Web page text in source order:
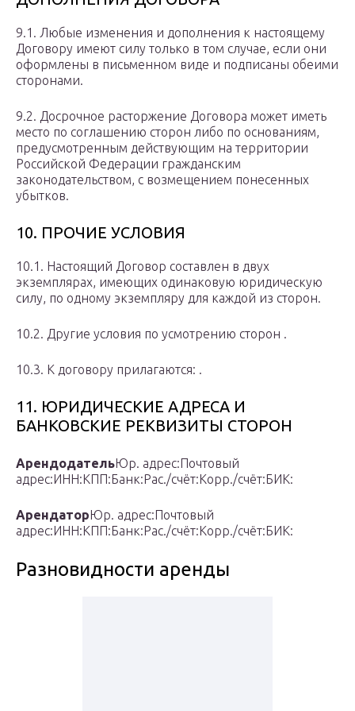
9.1. Любые изменения и дополнения к настоящему
Договору имеют силу только в том случае, если они
оформлены в письменном виде и подписаны обеими
сторонами.
9.2. Досрочное расторжение Договора может иметь
место по соглашению сторон либо по основаниям,
предусмотренным действующим на территории
Российской Федерации гражданским
законодательством, с возмещением понесенных
убытков.
10. ПРОЧИЕ УСЛОВИЯ
10.1. Настоящий Договор составлен в двух
экземплярах, имеющих одинаковую юридическую
силу, по одному экземпляру для каждой из сторон.
10.2. Другие условия по усмотрению сторон .
10.3. К договору прилагаются: .
11. ЮРИДИЧЕСКИЕ АДРЕСА И
БАНКОВСКИЕ РЕКВИЗИТЫ СТОРОН
АрендодательЮр. адрес:Почтовый
адрес:ИНН:КПП:Банк:Рас./счёт:Корр./счёт:БИК:
АрендаторЮр. адрес:Почтовый
адрес:ИНН:КПП:Банк:Рас./счёт:Корр./счёт:БИК:
Разновидности аренды